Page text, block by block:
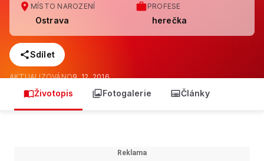
MÍSTO NAROZENÍ
Ostrava
PROFESE
herečka
Sdílet
AKTUALIZOVÁNO9. 12. 2016
Životopis Fotogalerie Články